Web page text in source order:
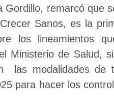
Gordillo, remarcó que
Sanos, es la
los lineamientos
Ministerio de Salud,
las modalidades de
para hacer los